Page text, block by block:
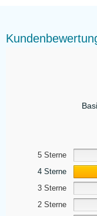
5 Sterne
4 Sterne
3 Sterne
2 Sterne